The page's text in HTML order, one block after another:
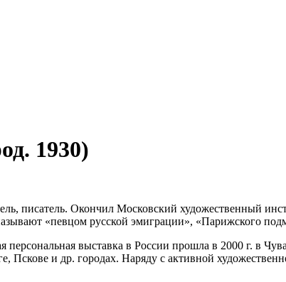
1930)
писатель. Окончил Московский художественный
«певцом русской эмиграции», «Парижского
выставка в России прошла в 2000 г. в
и др. городах. Наряду с активной